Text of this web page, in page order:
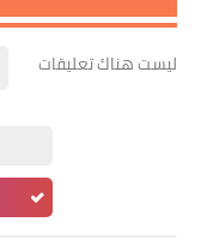
ليست هناك تعليقات